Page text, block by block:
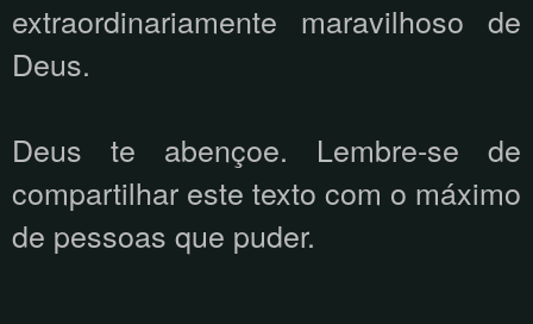
extraordinariamente maravilhoso de
Deus.
Deus te abençoe. Lembre-se de
compartilhar este texto com o máximo
de pessoas que puder.